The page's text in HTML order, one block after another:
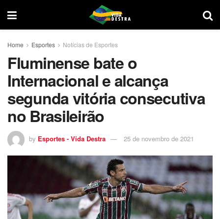
Home Esportes Notícias de Esportes
Fluminense bate o
Internacional e alcança
segunda vitória consecutiva
no Brasileirão
by Esportes - Vida Destra 25 de novembro de 2021